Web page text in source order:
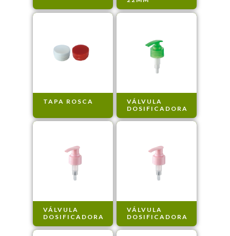
TAPA ROSCA
VÁLVULA
DOSIFICADORA
VÁLVULA
DOSIFICADORA
VÁLVULA
DOSIFICADORA